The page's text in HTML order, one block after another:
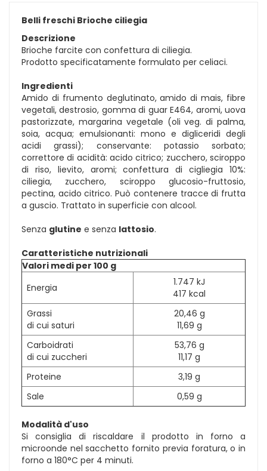
Belli freschi Brioche ciliegia
Descrizione
Brioche farcite con confettura di ciliegia.
Prodotto specificatamente formulato per celiaci.
Ingredienti
Amido di frumento deglutinato, amido di mais, fibre
vegetali, destrosio, gomma di guar E464, aromi, uova
pastorizzate, margarina vegetale (oli veg. di palma,
soia, acqua; emulsionanti: mono e digliceridi degli
acidi grassi); conservante: potassio sorbato;
correttore di acidità: acido citrico; zucchero, sciroppo
di riso, lievito, aromi; confettura di cigliegia 10%:
ciliegia, zucchero, sciroppo glucosio-fruttosio,
pectina, acido citrico. Può contenere tracce di frutta
a guscio. Trattato in superficie con alcool.
Senza glutine e senza lattosio.
Caratteristiche nutrizionali
Valori medi per 100 g
Energia
1.747 kJ
417 kcal
Grassi
di cui saturi
20,46 g
11,69 g
Carboidrati
di cui zuccheri
53,76 g
11,17 g
Proteine
3,19 g
Sale
0,59 g
Modalità d'uso
Si consiglia di riscaldare il prodotto in forno a
microonde nel sacchetto fornito previa foratura, o in
forno a 180°C per 4 minuti.